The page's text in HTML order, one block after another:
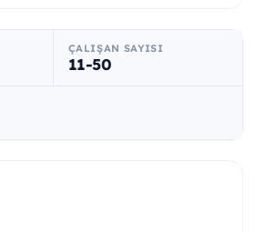
ÇALIŞAN SAYISI
11-50